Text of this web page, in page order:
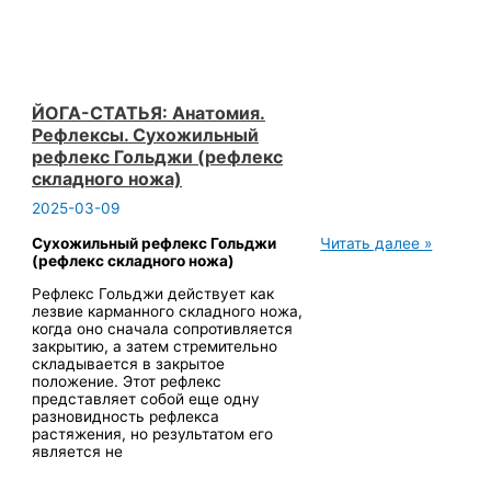
ЙОГА-СТАТЬЯ: Анатомия.
Рефлексы. Сухожильный
рефлекс Гольджи (рефлекс
складного ножа)
2025-03-09
Сухожильный рефлекс Гольджи
(рефлекс складного ножа)
Рефлекс Гольджи действует как
лезвие карманного складного ножа,
когда оно сначала сопротивляется
закрытию, а затем стремительно
складывается в закрытое
положение. Этот рефлекс
представляет собой еще одну
разновидность рефлекса
растяжения, но результатом его
является не
ЙОГА-
Читать далее »